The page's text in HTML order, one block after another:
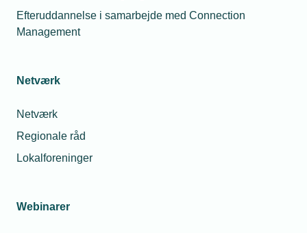
Efteruddannelse i samarbejde med Connection
Management
Netværk
Netværk
Regionale råd
Lokalforeninger
Webinarer